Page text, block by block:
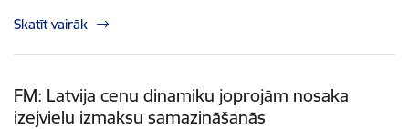
Skatīt vairāk
FM: Latvija cenu dinamiku joprojām nosaka
izejvielu izmaksu samazināšanās